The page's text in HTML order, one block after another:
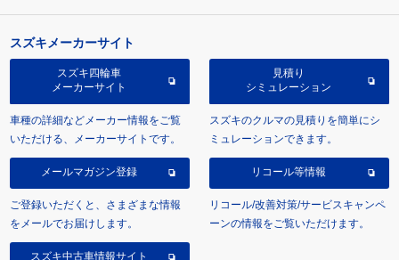
スズキメーカーサイト
スズキ四輪車
メーカーサイト
車種の詳細などメーカー情報をご覧
いただける、メーカーサイトです。
見積り
シミュレーション
スズキのクルマの見積りを簡単にシ
ミュレーションできます。
メールマガジン登録
ご登録いただくと、さまざまな情報
をメールでお届けします。
リコール等情報
リコール/改善対策/サービスキャンペ
ーンの情報をご覧いただけます。
スズキ中古車情報サイト